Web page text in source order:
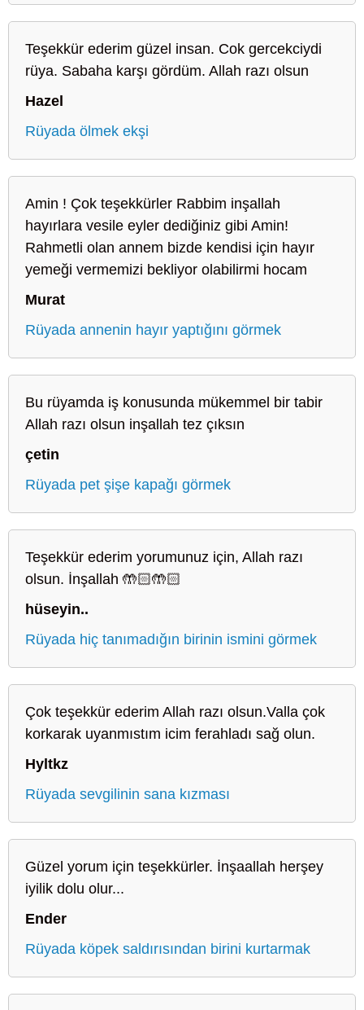
Teşekkür ederim güzel insan. Cok gercekciydi
rüya. Sabaha karşı gördüm. Allah razı olsun
Hazel
Rüyada ölmek ekşi
Amin ! Çok teşekkürler Rabbim inşallah
hayırlara vesile eyler dediğiniz gibi Amin!
Rahmetli olan annem bizde kendisi için hayır
yemeği vermemizi bekliyor olabilirmi hocam
Murat
Rüyada annenin hayır yaptığını görmek
Bu rüyamda iş konusunda mükemmel bir tabir
Allah razı olsun inşallah tez çıksın
çetin
Rüyada pet şişe kapağı görmek
Teşekkür ederim yorumunuz için, Allah razı
olsun. İnşallah 🤲🏻🤲🏻
hüseyin..
Rüyada hiç tanımadığın birinin ismini görmek
Çok teşekkür ederim Allah razı olsun.Valla çok
korkarak uyanmıstım icim ferahladı sağ olun.
Hyltkz
Rüyada sevgilinin sana kızması
Güzel yorum için teşekkürler. İnşaallah herşey
iyilik dolu olur...
Ender
Rüyada köpek saldırısından birini kurtarmak